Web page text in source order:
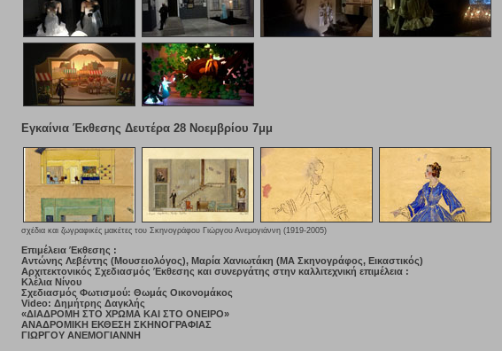
Εγκαίνια Έκθεσης Δευτέρα 28 Νοεμβρίου 7μμ
σχέδια και ζωγραφικές μακέτες του Σκηνογράφου Γιώργου Ανεμογιάννη (1919-2005)
Επιμέλεια Έκθεσης :
Αντώνης Λεβέντης (Μουσειολόγος), Μαρία Χανιωτάκη (ΜΑ Σκηνογράφος, Εικαστικός)
Αρχιτεκτονικός Σχεδιασμός Έκθεσης και συνεργάτης στην καλλιτεχνική επιμέλεια :
Κλέλια Νίνου
Σχεδιασμός Φωτισμού: Θωμάς Οικονομάκος
Video: Δημήτρης Δαγκλής
«ΔΙΑΔΡΟΜΗ ΣΤΟ ΧΡΩΜΑ ΚΑΙ ΣΤΟ ΟΝΕΙΡΟ»
ΑΝΑΔΡΟΜΙΚΗ ΕΚΘΕΣΗ ΣΚΗΝΟΓΡΑΦΙΑΣ
ΓΙΩΡΓΟΥ ΑΝΕΜΟΓΙΑΝΝΗ